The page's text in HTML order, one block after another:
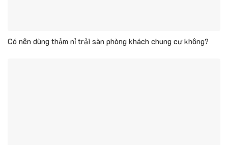
Có nên dùng thảm nỉ trải sàn phòng khách chung cư không?